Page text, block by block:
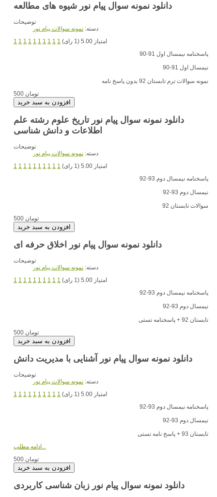
دانلود نمونه سوال پیام نور شیوه های مطالعه
توضیحات
دسته: نمونه سوالات پیام نور
1 1 1 1 1 1 1 1 1 1
امتیاز 5.00 (1 رای)
پاسخنامه نیمسال اول 91-90
نیمسال اول 91-90
نمونه سوالات ترم تابستان 92 بدون پاسخ نامه
500 تومان
دانلود نمونه سوال پیام نور تاریخ علوم رشته علم
اطلاعات و دانش شناسی
توضیحات
دسته: نمونه سوالات پیام نور
1 1 1 1 1 1 1 1 1 1
امتیاز 5.00 (1 رای)
پاسخنامه نیمسال دوم 93-92
نیمسال دوم 93-92
سوالات تابستان 92
500 تومان
دانلود نمونه سوال پیام نور اخلاق حرفه ای
توضیحات
دسته: نمونه سوالات پیام نور
1 1 1 1 1 1 1 1 1 1
امتیاز 5.00 (1 رای)
پاسخنامه نیمسال دوم 93-92
نیمسال دوم 93-92
تابستان 92 + پاسخنامه تستی
500 تومان
دانلود نمونه سوال پیام نور آشنایی با مدیریت دانش
توضیحات
دسته: نمونه سوالات پیام نور
1 1 1 1 1 1 1 1 1 1
امتیاز 5.00 (1 رای)
پاسخنامه نیمسال دوم 93-92
نیمسال دوم 93-92
تابستان 93 + پاسخ نامه تستی
500 تومان
دانلود نمونه سوال پیام نور زبان شناسی کاربردی